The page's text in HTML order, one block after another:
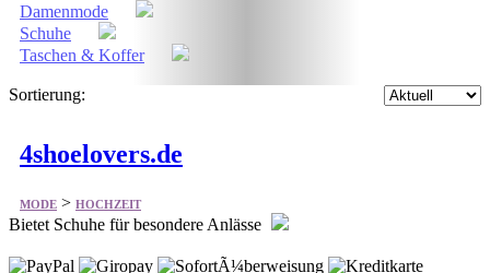
Damenmode
Schuhe
Taschen & Koffer
Sortierung:
4shoelovers.de
MODE > HOCHZEIT
Bietet Schuhe für besondere Anlässe